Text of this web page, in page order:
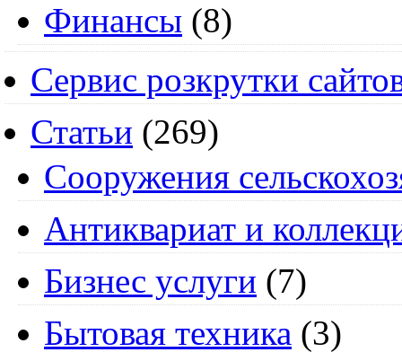
Финансы (8)
Сервис розкрутки
Статьи (269)
Cооружения
Антиквариат и
Бизнес услуги (7)
Бытовая техника (3)